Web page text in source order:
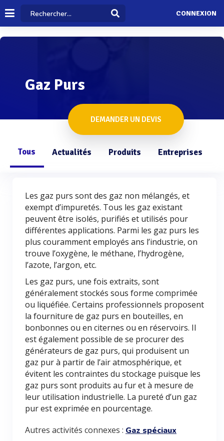
CONNEXION
Gaz Purs
DEMANDER UN DEVIS
Tous Actualités Produits Entreprises
Les gaz purs sont des gaz non mélangés, et
exempt d’impuretés. Tous les gaz existant
peuvent être isolés, purifiés et utilisés pour
différentes applications. Parmi les gaz purs les
plus couramment employés ans l’industrie, on
trouve l’oxygène, le méthane, l’hydrogène,
l’azote, l’argon, etc.
Les gaz purs, une fois extraits, sont
généralement stockés sous forme comprimée
ou liquéfiée. Certains professionnels proposent
la fourniture de gaz purs en bouteilles, en
bonbonnes ou en citernes ou en réservoirs. Il
est également possible de se procurer des
générateurs de gaz purs, qui produisent un
gaz pur à partir de l’air atmosphérique, et
évitent les contraintes du stockage puisque les
gaz purs sont produits au fur et à mesure de
leur utilisation industrielle. La pureté d’un gaz
pur est exprimée en pourcentage.
Autres activités connexes : Gaz spéciaux